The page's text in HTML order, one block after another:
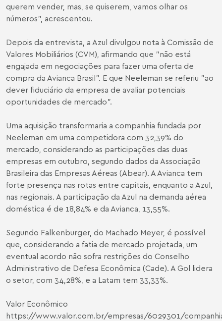
querem vender, mas, se quiserem, vamos olhar os
números", acrescentou.
Depois da entrevista, a Azul divulgou nota à Comissão de
Valores Mobiliários (CVM), afirmando que "não está
engajada em negociações para fazer uma oferta de
compra da Avianca Brasil". E que Neeleman se referiu "ao
dever fiduciário da empresa de avaliar potenciais
oportunidades de mercado".
Uma aquisição transformaria a companhia fundada por
Neeleman em uma competidora com 32,39% do
mercado, considerando as participações das duas
empresas em outubro, segundo dados da Associação
Brasileira das Empresas Aéreas (Abear). A Avianca tem
forte presença nas rotas entre capitais, enquanto a Azul,
nas regionais. A participação da Azul na demanda aérea
doméstica é de 18,84% e da Avianca, 13,55%.
Segundo Falkenburger, do Machado Meyer, é possível
que, considerando a fatia de mercado projetada, um
eventual acordo não sofra restrições do Conselho
Administrativo de Defesa Econômica (Cade). A Gol lidera
o setor, com 34,28%, e a Latam tem 33,33%.
Valor Econômico
https://www.valor.com.br/empresas/6029301/